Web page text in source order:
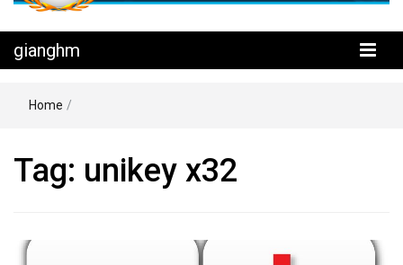
gianghm
Home /
Tag: unikey x32